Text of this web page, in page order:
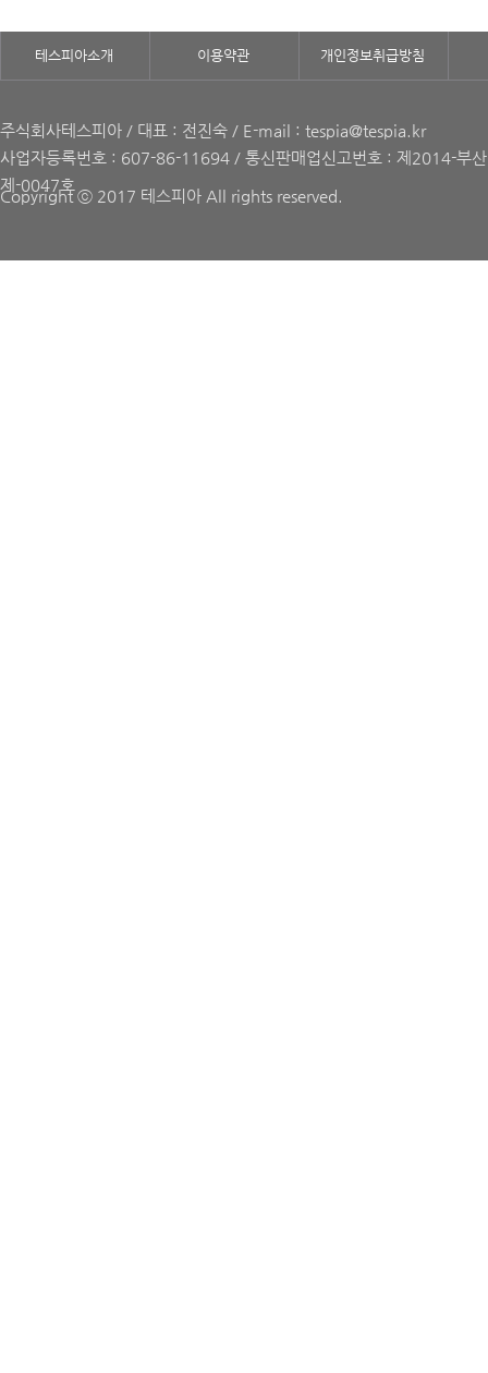
테스피아소개 이용약관 개인정보취급방침
주식회사테스피아 / 대표 : 전진숙 / E-mail : tespia@tespia.kr
사업자등록번호 : 607-86-11694 / 통신판매업신고번호 : 제2014-부
제-0047호
Copyright ⓒ 2017 테스피아 All rights reserved.